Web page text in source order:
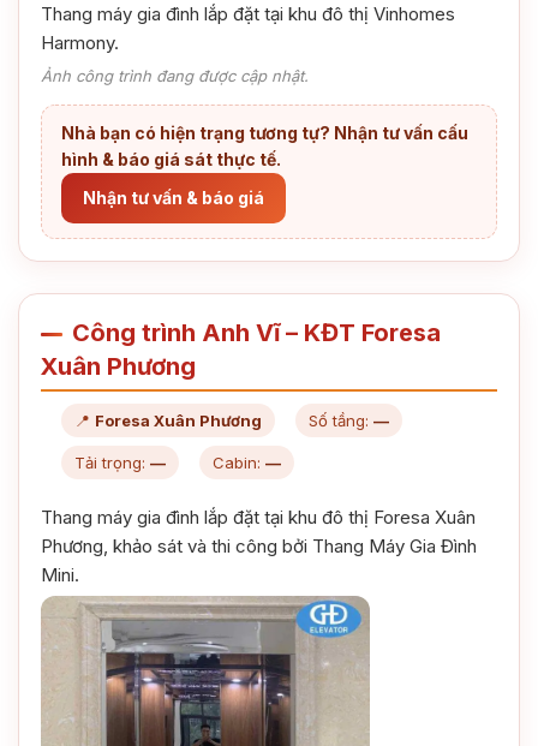
Thang máy gia đình lắp đặt tại khu đô thị Vinhomes
Harmony.
Ảnh công trình đang được cập nhật.
Nhà bạn có hiện trạng tương tự? Nhận tư vấn cấu
hình & báo giá sát thực tế.
Nhận tư vấn & báo giá
Công trình Anh Vĩ – KĐT Foresa
Xuân Phương
📍 Foresa Xuân Phương Số tầng: —
Tải trọng: — Cabin: —
Thang máy gia đình lắp đặt tại khu đô thị Foresa Xuân
Phương, khảo sát và thi công bởi Thang Máy Gia Đình
Mini.